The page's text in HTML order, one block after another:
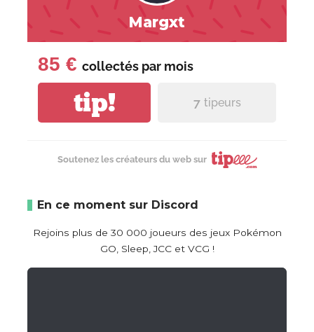
Margxt
85 € collectés par mois
tip! 7 tipeurs
Soutenez les créateurs du web sur
En ce moment sur Discord
Rejoins plus de 30 000 joueurs des jeux Pokémon
GO, Sleep, JCC et VCG !